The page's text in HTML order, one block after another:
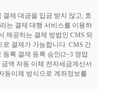
제 대금을 입금 받지 않고, 효
는 결제 대행 서비스를 이용하
제공하는 결제 방법인 CMS 와
결제가 가능합니다. CMS 간
록 결제 등록 승인(2~3 영업
액 자동 이체 전자세금계산서
동이체 방식으로 계좌정보를